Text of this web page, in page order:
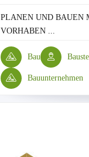
PLANEN UND BAUEN
VORHABEN ...
Bau
Bauunternehmen